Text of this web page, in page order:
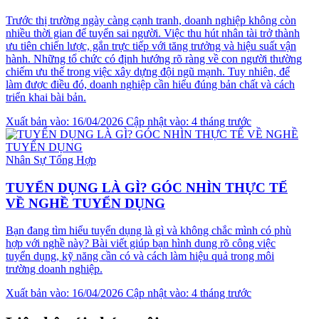
Trước thị trường ngày càng cạnh tranh, doanh nghiệp không còn
nhiều thời gian để tuyển sai người. Việc thu hút nhân tài trở thành
ưu tiên chiến lược, gắn trực tiếp với tăng trưởng và hiệu suất vận
hành. Những tổ chức có định hướng rõ ràng về con người thường
chiếm ưu thế trong việc xây dựng đội ngũ mạnh. Tuy nhiên, để
làm được điều đó, doanh nghiệp cần hiểu đúng bản chất và cách
triển khai bài bản.
Xuất bản vào: 16/04/2026 Cập nhật vào: 4 tháng trước
Nhân Sự Tổng Hợp
TUYỂN DỤNG LÀ GÌ? GÓC NHÌN THỰC TẾ
VỀ NGHỀ TUYỂN DỤNG
Bạn đang tìm hiểu tuyển dụng là gì và không chắc mình có phù
hợp với nghề này? Bài viết giúp bạn hình dung rõ công việc
tuyển dụng, kỹ năng cần có và cách làm hiệu quả trong môi
trường doanh nghiệp.
Xuất bản vào: 16/04/2026 Cập nhật vào: 4 tháng trước